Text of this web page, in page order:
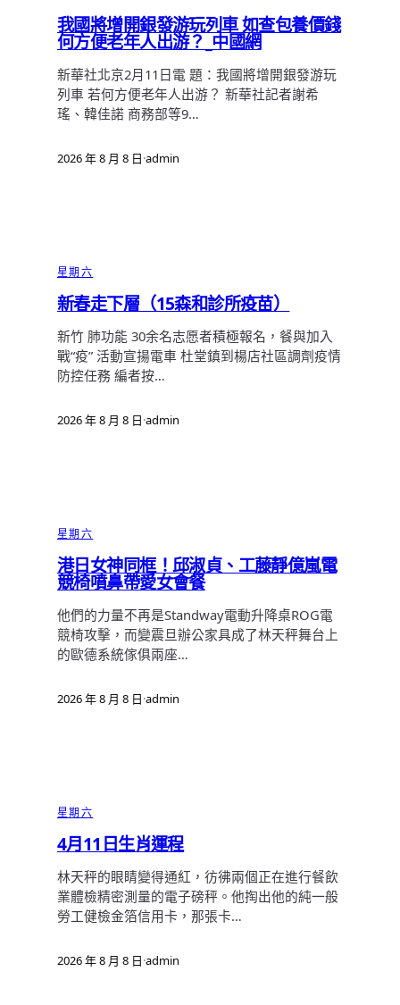
我國將增開銀發游玩列車 如查包養價錢
何方便老年人出游？_中國網
新華社北京2月11日電 題：我國將增開銀發游玩
列車 若何方便老年人出游？ 新華社記者謝希
瑤、韓佳諾 商務部等9…
2026 年 8 月 8 日·admin
星期六
新春走下層（15森和診所疫苗）
新竹 肺功能 30余名志愿者積極報名，餐與加入
戰“疫” 活動宣揚電車 杜堂鎮到楊店社區調劑疫情
防控任務 編者按…
2026 年 8 月 8 日·admin
星期六
港日女神同框！邱淑貞、工藤靜億嵐電
競椅噴鼻帶愛女會餐
他們的力量不再是Standway電動升降桌ROG電
競椅攻擊，而變震旦辦公家具成了林天秤舞台上
的歐德系統傢俱兩座…
2026 年 8 月 8 日·admin
星期六
4月11日生肖運程
林天秤的眼睛變得通紅，彷彿兩個正在進行餐飲
業體檢精密測量的電子磅秤。他掏出他的純一般
勞工健檢金箔信用卡，那張卡…
2026 年 8 月 8 日·admin